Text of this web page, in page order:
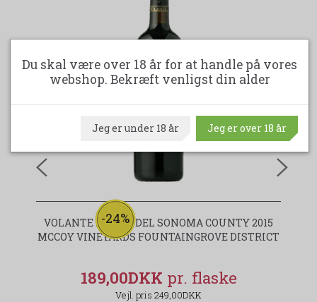
-24%
VOLANTE ZINFANDEL SONOMA COUNTY 2015
MCCOY VINEYARDS FOUNTAINGROVE DISTRICT
189,00DKK
249,00DKK
Du skal være over 18 år for at handle på vores
webshop. Bekræft venligst din alder
Jeg er under 18 år Jeg er over 18 år